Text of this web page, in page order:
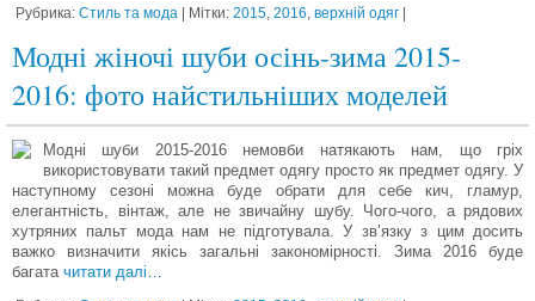
Рубрика: Стиль та мода | Мітки: 2015, 2016, верхній одяг
Модні жіночі шуби осінь-зима 2015-
2016: фото найстильніших моделей
Модні шуби 2015-2016 немовби натякають нам, що гріх
використовувати такий предмет одягу просто як предмет одягу. У
наступному сезоні можна буде обрати для себе кич, гламур,
елегантність, вінтаж, але не звичайну шубу. Чого-чого, а рядових
хутряних пальт мода нам не підготувала. У зв’язку з цим досить
важко визначити якісь загальні закономірності. Зима 2016 буде
багата читати далі…